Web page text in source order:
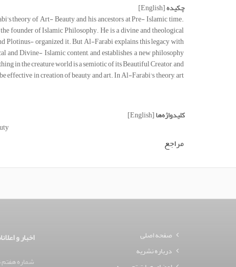
چکیده[English]
theory of Art- Beauty, and his ancestors at Pre- Islamic time.
founder of Islamic Philosophy. He is a divine and theological
Plotinus- organized it. But Al-Farabi explains this legacy with
and Divine- Islamic content, and establishes a new philosophy
in the creature world is a semiotic of its Beautiful Creator, and
effective in creation of beauty and art. In Al-Farabi's theory, art
کلیدواژه‌ها[English]
مراجع
صفحه اصلی
درباره نشریه
اخبار و
شماره هفتم